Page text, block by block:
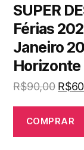
SUPER
Férias
Janeiro
Horizonte
R$90,00 R$
COMPRAR